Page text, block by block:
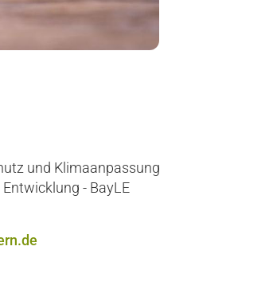
und Klimaanpassung
- BayLE